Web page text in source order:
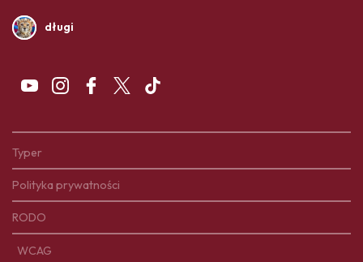
długi
Typer
Polityka prywatności
RODO
WCAG